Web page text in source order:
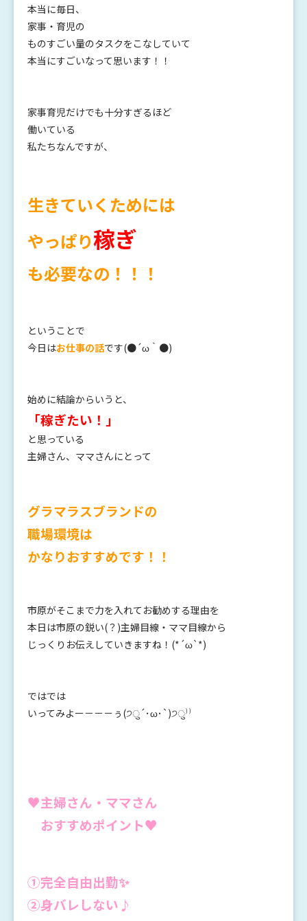
本当に毎日、
家事・育児の
ものすごい量のタスクをこなしていて
本当にすごいなって思います！！
家事育児だけでも十分すぎるほど
働いている
私たちなんですが、
生きていくためには
やっぱり稼ぎ
も必要なの ！！！
ということで
今日はお仕事の話です(●´ω｀●)
始めに結論からいうと、
「稼ぎたい！」
と思っている
主婦さん、ママさんにとって
グラマラスブランドの
職場環境は
かなりおすすめです！！
市原がそこまで力を入れてお勧めする理由を
本日は市原の鋭い(？)主婦目線・ママ目線から
じっくりお伝えしていきますね！(*´ω`*)
ではでは
いってみよー－－－ぅ(੭ु´･ω･`)੭ु⁾⁾
♥主婦さん・ママさん
おすすめポイント♥
①完全自由出勤✨
②身バレしない♪